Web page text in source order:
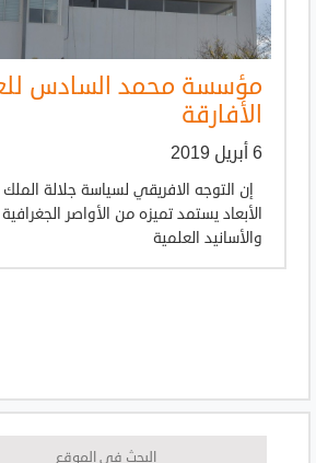
مؤسسة محمد السادس
الأفارقة
6 أبريل 2019
إن التوجه الافريقي لسياسة جلالة
الأبعاد يستمد تميزه من الأواصر الجغرافية
والأسانيد العلمية